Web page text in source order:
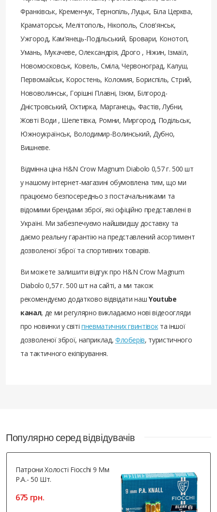
Франківськ, Кременчук, Тернопіль, Луцьк, Біла Церква,
Краматорськ, Мелітополь, Нікополь, Слов'янськ,
Ужгород, Кам'янець-Подільський, Бровари, Конотоп,
Умань, Мукачеве, Олександрія, Дрого , Ніжин, Ізмаїл,
Новомосковськ, Ковель, Сміла, Червоноград, Калуш,
Первомайськ, Коростень, Коломия, Бориспіль, Стрий,
Нововолинськ, Горішні Плавні, Ізюм, Білгород-
Дністровський, Охтирка, Марганець, Фастів, Лубни,
Жовті Води , Шепетівка, Ромни, Миргород, Подільськ,
Южноукраїнськ, Володимир-Волинський, Дубно,
Вишневе.
Відмінна ціна H&N Crow Magnum Diabolo 0,57 г. 500 шт
у нашому інтернет-магазині обумовлена ​​тим, що ми
працюємо безпосередньо з постачальниками та
відомими брендами зброї, які офіційно представлені в
Україні. Ми забезпечуємо найшвидшу доставку та
даємо реальну гарантію на представлений асортимент
дозволеної зброї та спортивних товарів.
Ви можете залишити відгук про H&N Crow Magnum
Diabolo 0,57 г. 500 шт на сайті, а ми також
рекомендуємо додатково відвідати нашYoutube
канал, де ми регулярно викладаємо нові відеоогляди
про новинки у світіпневматичних гвинтівокта іншої
дозволеної зброї, наприклад, Флоберів, туристичного
та тактичного екіпірування.
Популярно серед відвідувачів
Патрони Холості Fiocchi 9 Мм
Р.А.- 50 Шт.
675 грн.